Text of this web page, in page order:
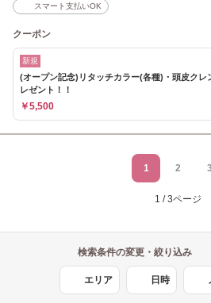
スマート支払いOK
クーポン
新規
(オープン記念)リタッチカラー(各種)・頭皮クレ
レゼント！！
￥5,500
1 2 3
1 / 3ページ
検索条件の変更・絞り込み
エリア 日時